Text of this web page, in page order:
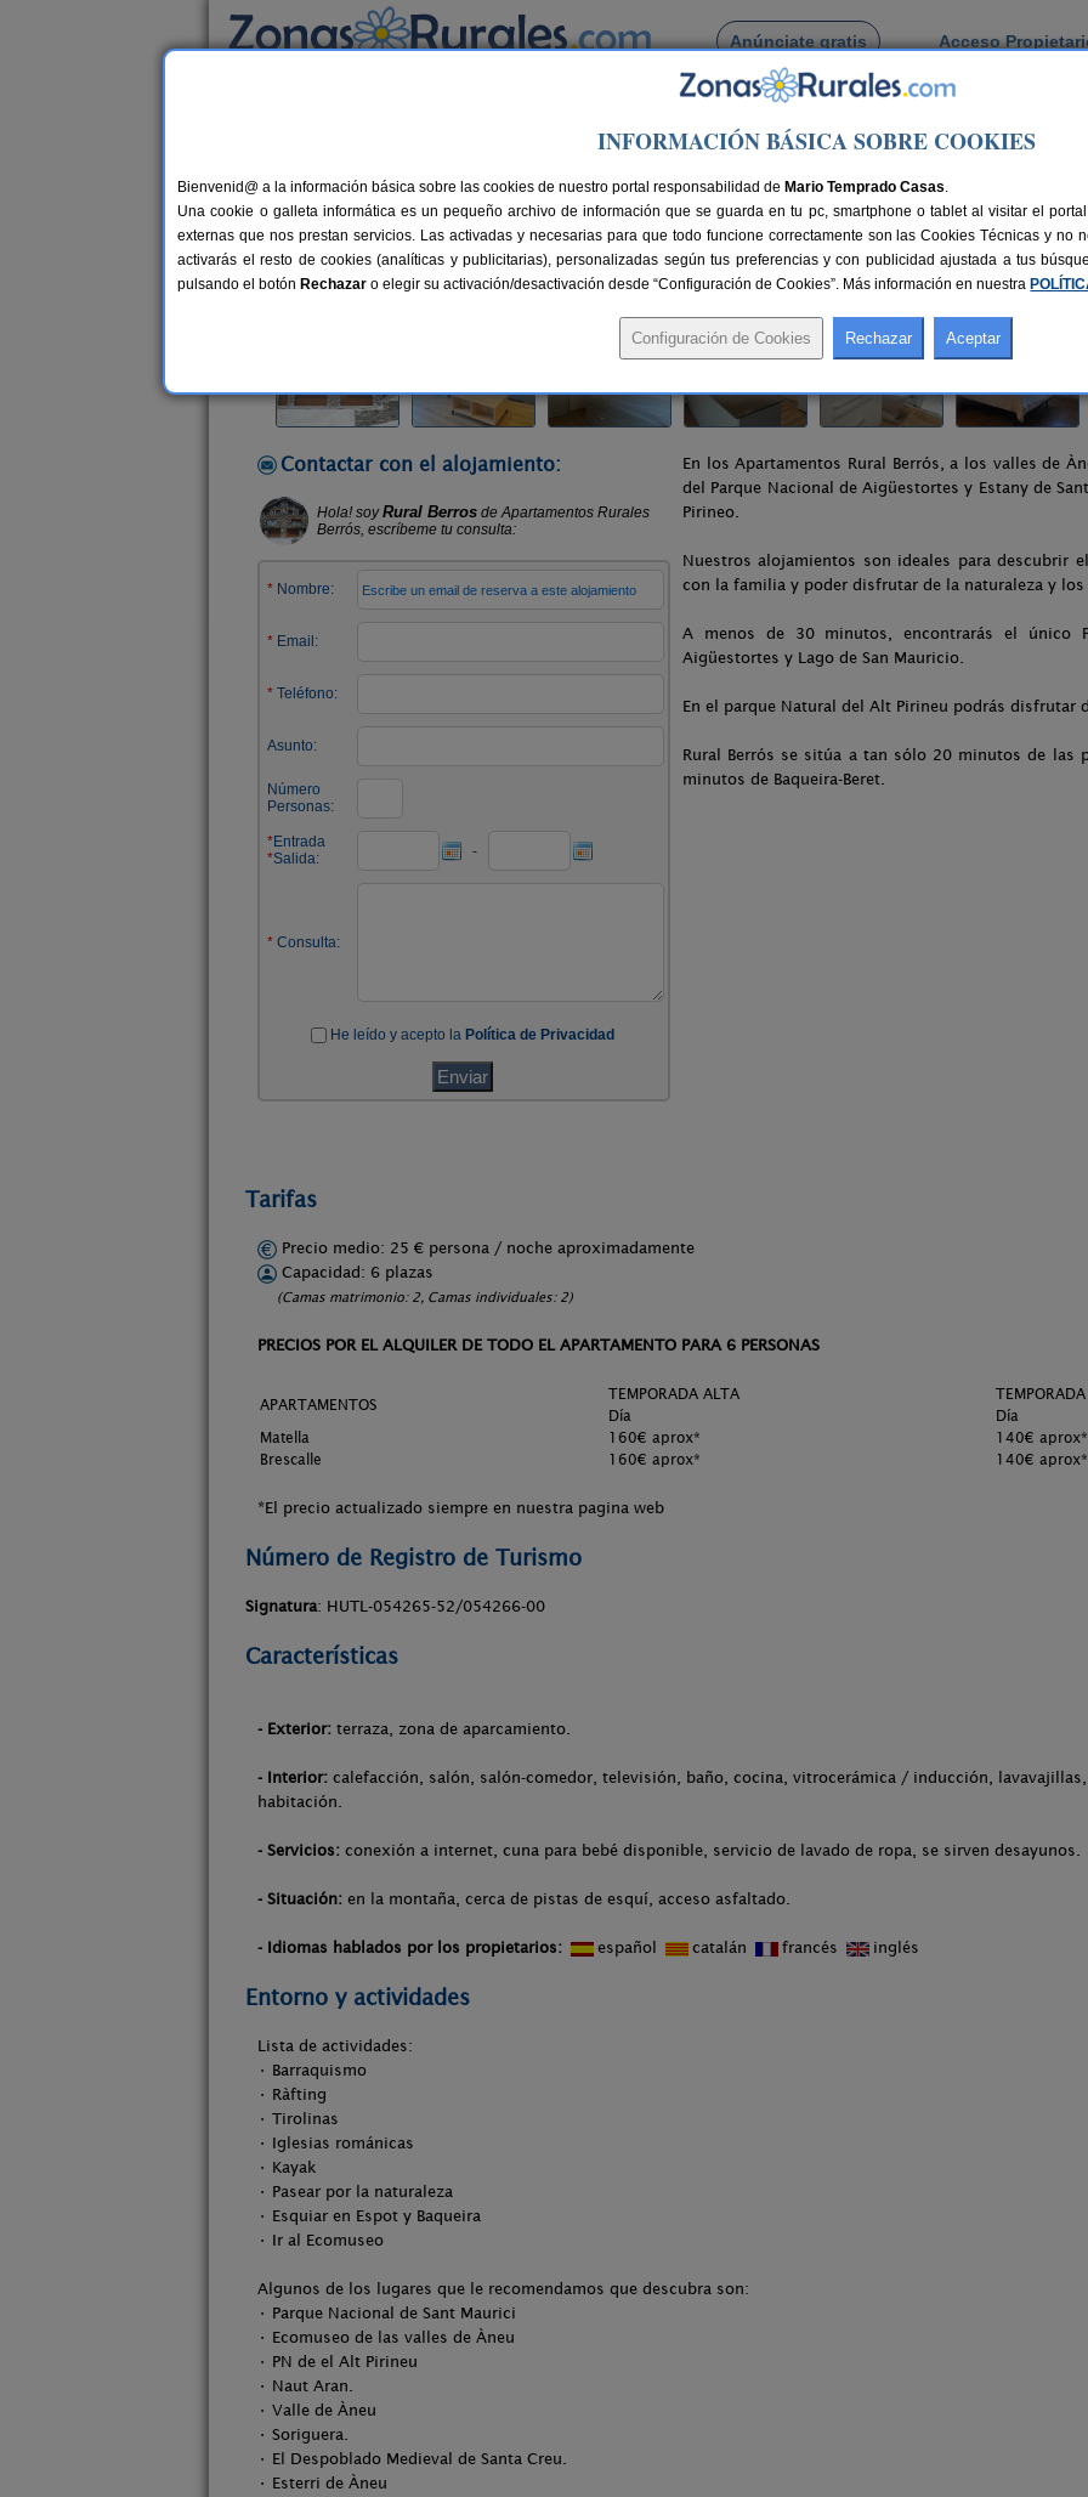
Anúnciate gratis Acceso
Busca por pueblo
> Apartamentos Rurales Berrós
Apartamentos Rurales Berrós
Vivienda turística en Berrós Jussà (Lleida)
Alquiler completo 6 plazas 158 km de Lleida Compartir:
Contactar con el alojamiento:
En los Apartamentos Rural Berrós, a los valles de
del Parque Nacional de Aigüestortes y Estany de
Pirineo.
Nuestros alojamientos son ideales para descubrir
con la familia y poder disfrutar de la naturaleza y
A menos de 30 minutos, encontrarás el único
Aigüestortes y Lago de San Mauricio.
En el parque Natural del Alt Pirineu podrás disfrutar
Rural Berrós se sitúa a tan sólo 20 minutos de las
minutos de Baqueira-Beret.
Tarifas
Precio medio: 25 € persona / noche aproximadamente
Capacidad: 6 plazas
(Camas matrimonio: 2, Camas individuales: 2)
PRECIOS POR EL ALQUILER DE TODO EL APARTAMENTO PARA 6 PERSONAS
APARTAMENTOS
TEMPORADA ALTA
TEMPORADA
Día
Día
Matella
160€ aprox*
140€ aprox*
Brescalle
160€ aprox* 140€ aprox*
*El precio actualizado siempre en nuestra pagina web
Número de Registro de Turismo
Signatura: HUTL-054265-52/054266-00
Características
- Exterior: terraza, zona de aparcamiento.
- Interior: calefacción, salón, salón-comedor, televisión, baño, cocina, vitrocerámica / inducción,
habitación.
- Servicios: conexión a internet, cuna para bebé disponible, servicio de lavado de ropa, se sirven desayunos.
- Situación: en la montaña, cerca de pistas de esquí, acceso asfaltado.
- Idiomas hablados por los propietarios: español catalán francés inglés
Entorno y actividades
Lista de actividades:
• Barraquismo
• Ràfting
• Tirolinas
• Iglesias románicas
• Kayak
• Pasear por la naturaleza
• Esquiar en Espot y Baqueira
• Ir al Ecomuseo
Algunos de los lugares que le recomendamos que descubra son:
• Parque Nacional de Sant Maurici
• Ecomuseo de las valles de Àneu
• PN de el Alt Pirineu
• Naut Aran.
• Valle de Àneu
• Soriguera.
• El Despoblado Medieval de Santa Creu.
• Esterri de Àneu
INFORMACIÓN BÁSICA SOBRE COOKIES
Bienvenid@ a la información básica sobre las cookies de nuestro portal responsabilidad de Mario Temprado Casas.
Una cookie o galleta informática es un pequeño archivo de información que se guarda en tu pc, smartphone o tablet al visitar el
externas que nos prestan servicios. Las activadas y necesarias para que todo funcione correctamente son las Cookies Técnicas y no
activarás el resto de cookies (analíticas y publicitarias), personalizadas según tus preferencias y con publicidad ajustada a tus
pulsando el botón Rechazar o elegir su activación/desactivación desde “Configuración de Cookies”. Más información en nuestra